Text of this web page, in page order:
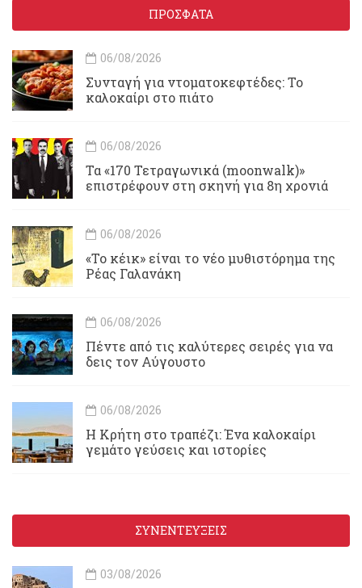
ΠΡΟΣΦΑΤΑ
06/08/2026
Συνταγή για ντοματοκεφτέδες: Το
καλοκαίρι στο πιάτο
06/08/2026
Τα «170 Τετραγωνικά (moonwalk)»
επιστρέφουν στη σκηνή για 8η χρονιά
06/08/2026
«Το κέικ» είναι το νέο μυθιστόρημα της
Ρέας Γαλανάκη
06/08/2026
Πέντε από τις καλύτερες σειρές για να
δεις τον Αύγουστο
06/08/2026
Η Κρήτη στο τραπέζι: Ένα καλοκαίρι
γεμάτο γεύσεις και ιστορίες
ΣΥΝΕΝΤΕΥΞΕΙΣ
03/08/2026